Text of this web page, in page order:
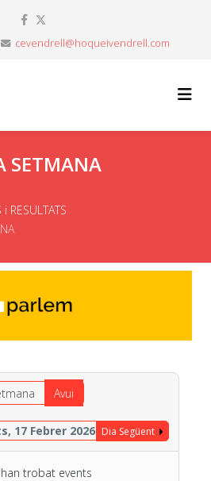
cevendrell@hoqueivendrell.com
SETMANA
i RESULTATS
Avui
17 Febrer 2026 Dia Següent
trobat events